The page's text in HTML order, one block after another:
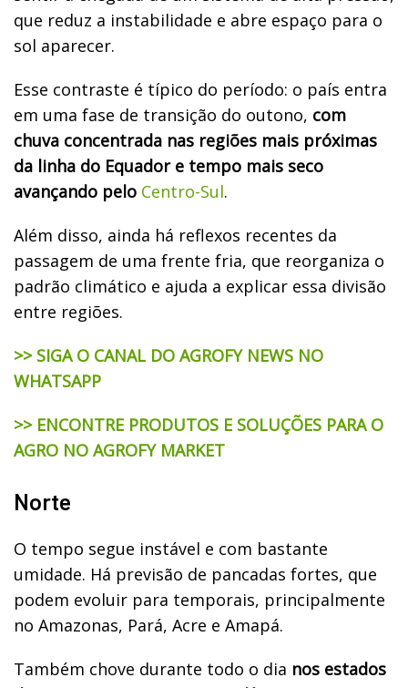
que reduz a instabilidade e abre espaço para o
sol aparecer.
Esse contraste é típico do período: o país entra
em uma fase de transição do outono, com
chuva concentrada nas regiões mais próximas
da linha do Equador e tempo mais seco
avançando pelo Centro-Sul.
Além disso, ainda há reflexos recentes da
passagem de uma frente fria, que reorganiza o
padrão climático e ajuda a explicar essa divisão
entre regiões.
>> SIGA O CANAL DO AGROFY NEWS NO
WHATSAPP
>> ENCONTRE PRODUTOS E SOLUÇÕES PARA O
AGRO NO AGROFY MARKET
Norte
O tempo segue instável e com bastante
umidade. Há previsão de pancadas fortes, que
podem evoluir para temporais, principalmente
no Amazonas, Pará, Acre e Amapá.
Também chove durante todo o dia nos estados